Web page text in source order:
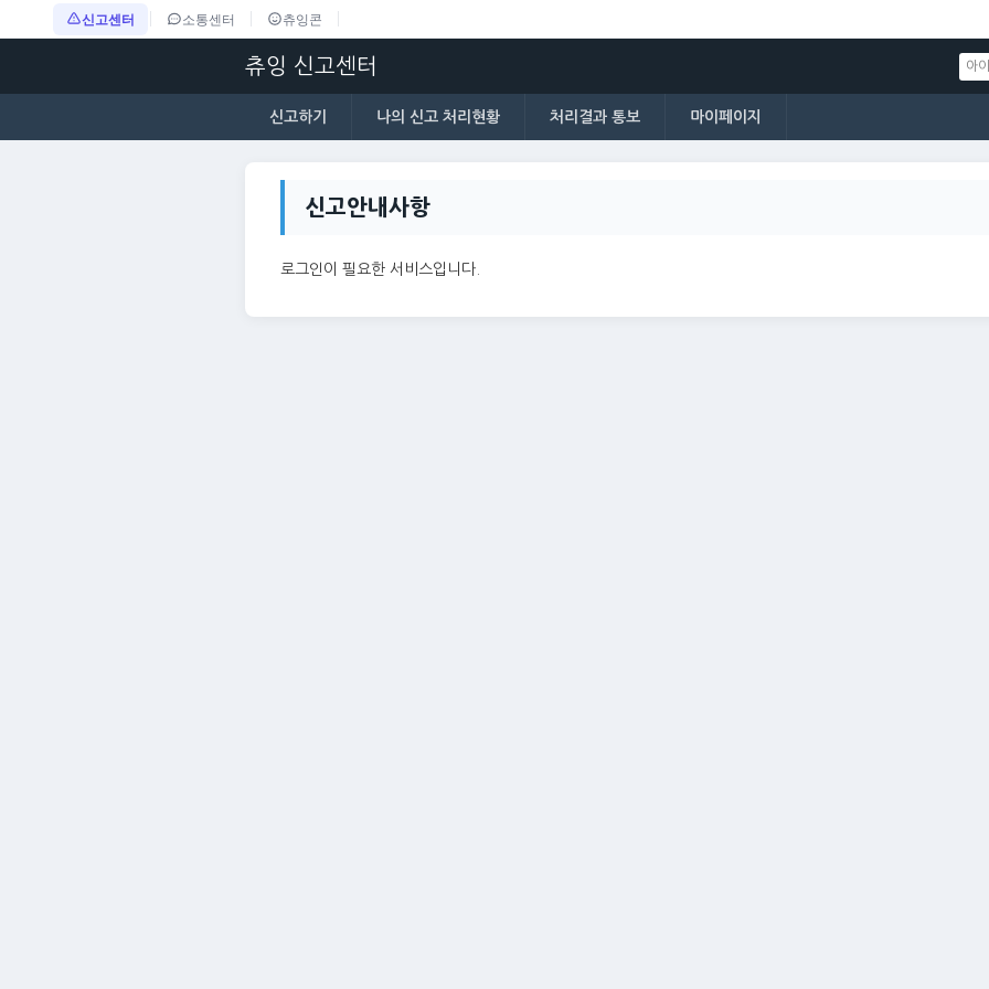
신고센터 소통센터 츄잉콘
츄잉 신고센터
신고하기 나의 신고 처리현황 처리결과 통보 마이페이지
신고안내사항
로그인이 필요한 서비스입니다.